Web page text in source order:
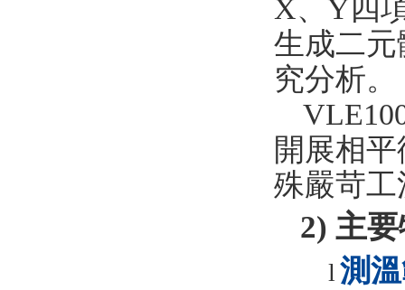
X、Y四
生成二
究分析。
開展相
殊嚴苛
2) 主
l 測